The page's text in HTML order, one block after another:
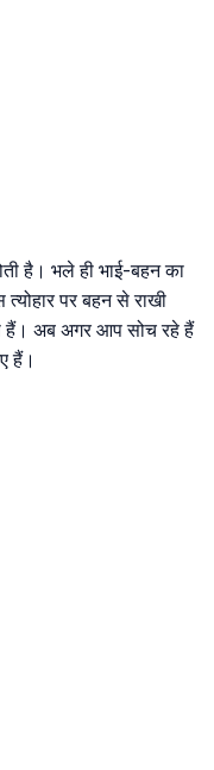
है। भले ही भाई-बहन का
पर बहन से राखी
हैं। अब अगर आप सोच रहे हैं
हैं।